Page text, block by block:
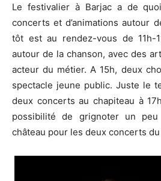
Le festivalier à Barjac a de
concerts et d’animations autour
tôt est au rendez-vous de 11h-
autour de la chanson, avec des
acteur du métier. A 15h, deux
spectacle jeune public. Juste le
deux concerts au chapiteau à
possibilité de grignoter un
château pour les deux concerts